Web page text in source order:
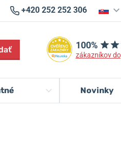
+420 252 252 306
100%
zákazníkov
Novinky